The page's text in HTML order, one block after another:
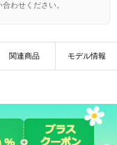
わせください。
関連商品 モデル情報